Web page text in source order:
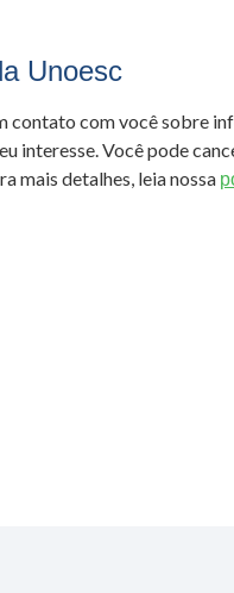
Unoesc
contato com você sobre
interesse. Você pode
mais detalhes, leia nossa